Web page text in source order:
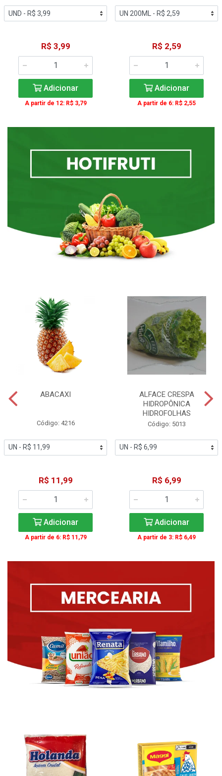
R$ 3,99
Adicionar
A partir de 12: R$ 3,79
R$ 2,59
Adicionar
A partir de 6: R$ 2,55
ABACAXI
Código: 4216
R$ 11,99
Adicionar
A partir de 6: R$ 11,79
ALFACE CRESPA
HIDROPÔNICA
HIDROFOLHAS
Código: 5013
R$ 6,99
Adicionar
A partir de 3: R$ 6,49